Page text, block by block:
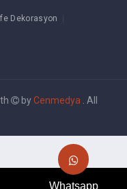
Whatsapp
Dekorasyon
byCenmedya
. All